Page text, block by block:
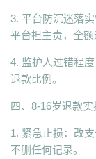
3. 平台防沉迷落
平台担主责，全额
4. 监护人过错程
退款比例。
四、8-16岁退款
1. 紧急止损：改
不删任何记录。